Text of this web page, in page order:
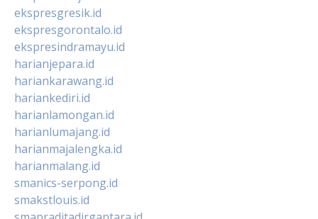
ekspresgresik.id
ekspresgorontalo.id
ekspresindramayu.id
harianjepara.id
hariankarawang.id
hariankediri.id
harianlamongan.id
harianlumajang.id
harianmajalengka.id
harianmalang.id
smanics-serpong.id
smakstlouis.id